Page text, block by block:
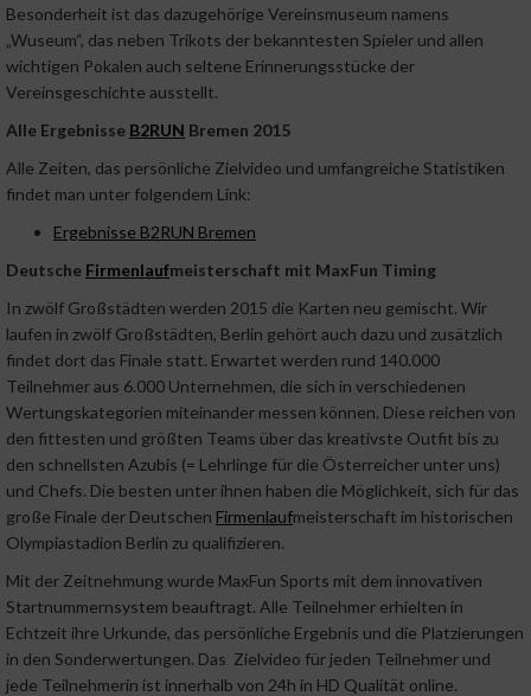
Besonderheit ist das dazugehörige Vereinsmuseum namens
„Wuseum“, das neben Trikots der bekanntesten Spieler und allen
wichtigen Pokalen auch seltene Erinnerungsstücke der
Vereinsgeschichte ausstellt.
Alle Ergebnisse B2RUN Bremen 2015
Alle Zeiten, das persönliche Zielvideo und umfangreiche Statistiken
findet man unter folgendem Link:
Ergebnisse B2RUN Bremen
Deutsche Firmenlaufmeisterschaft mit MaxFun Timing
In zwölf Großstädten werden 2015 die Karten neu gemischt. Wir
laufen in zwölf Großstädten, Berlin gehört auch dazu und zusätzlich
findet dort das Finale statt. Erwartet werden rund 140.000
Teilnehmer aus 6.000 Unternehmen, die sich in verschiedenen
Wertungskategorien miteinander messen können. Diese reichen von
den fittesten und größten Teams über das kreativste Outfit bis zu
den schnellsten Azubis (= Lehrlinge für die Österreicher unter uns)
und Chefs. Die besten unter ihnen haben die Möglichkeit, sich für das
große Finale der Deutschen Firmenlaufmeisterschaft im historischen
Olympiastadion Berlin zu qualifizieren.
Mit der Zeitnehmung wurde MaxFun Sports mit dem innovativen
Startnummernsystem beauftragt. Alle Teilnehmer erhielten in
Echtzeit ihre Urkunde, das persönliche Ergebnis und die Platzierungen
in den Sonderwertungen. Das Zielvideo für jeden Teilnehmer und
jede Teilnehmerin ist innerhalb von 24h in HD Qualität online.